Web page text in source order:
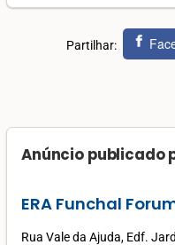
Partilhar:
Anúncio publicado
ERA Funchal
Rua Vale da Ajuda, Edf.